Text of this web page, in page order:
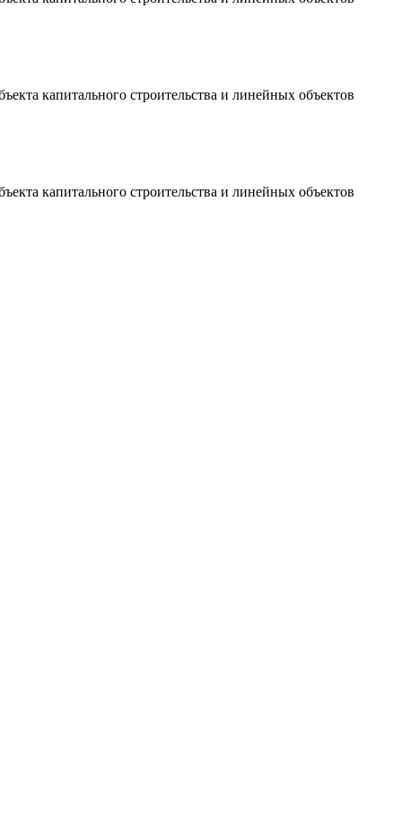
капитального строительства и линейных объектов
капитального строительства и линейных объектов